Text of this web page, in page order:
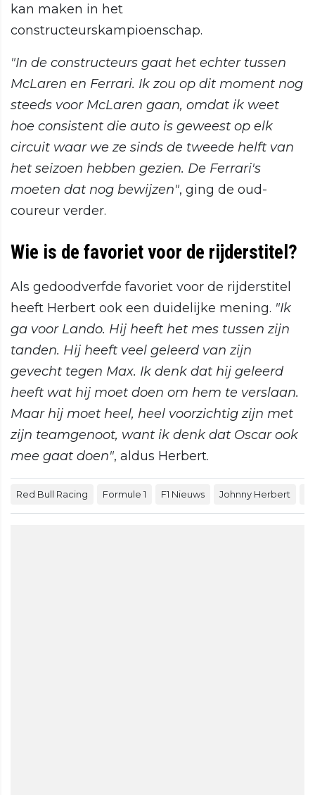
kan maken in het
constructeurskampioenschap.
"In de constructeurs gaat het echter tussen
McLaren en Ferrari. Ik zou op dit moment nog
steeds voor McLaren gaan, omdat ik weet
hoe consistent die auto is geweest op elk
circuit waar we ze sinds de tweede helft van
het seizoen hebben gezien. De Ferrari's
moeten dat nog bewijzen", ging de oud-
coureur verder.
Wie is de favoriet voor de rijderstitel?
Als gedoodverfde favoriet voor de rijderstitel
heeft Herbert ook een duidelijke mening. "Ik
ga voor Lando. Hij heeft het mes tussen zijn
tanden. Hij heeft veel geleerd van zijn
gevecht tegen Max. Ik denk dat hij geleerd
heeft wat hij moet doen om hem te verslaan.
Maar hij moet heel, heel voorzichtig zijn met
zijn teamgenoot, want ik denk dat Oscar ook
mee gaat doen", aldus Herbert.
Red Bull Racing Formule 1 F1 Nieuws Johnny Herbert